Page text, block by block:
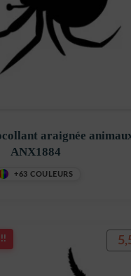
araignée
ANX1884
+63 COULEURS